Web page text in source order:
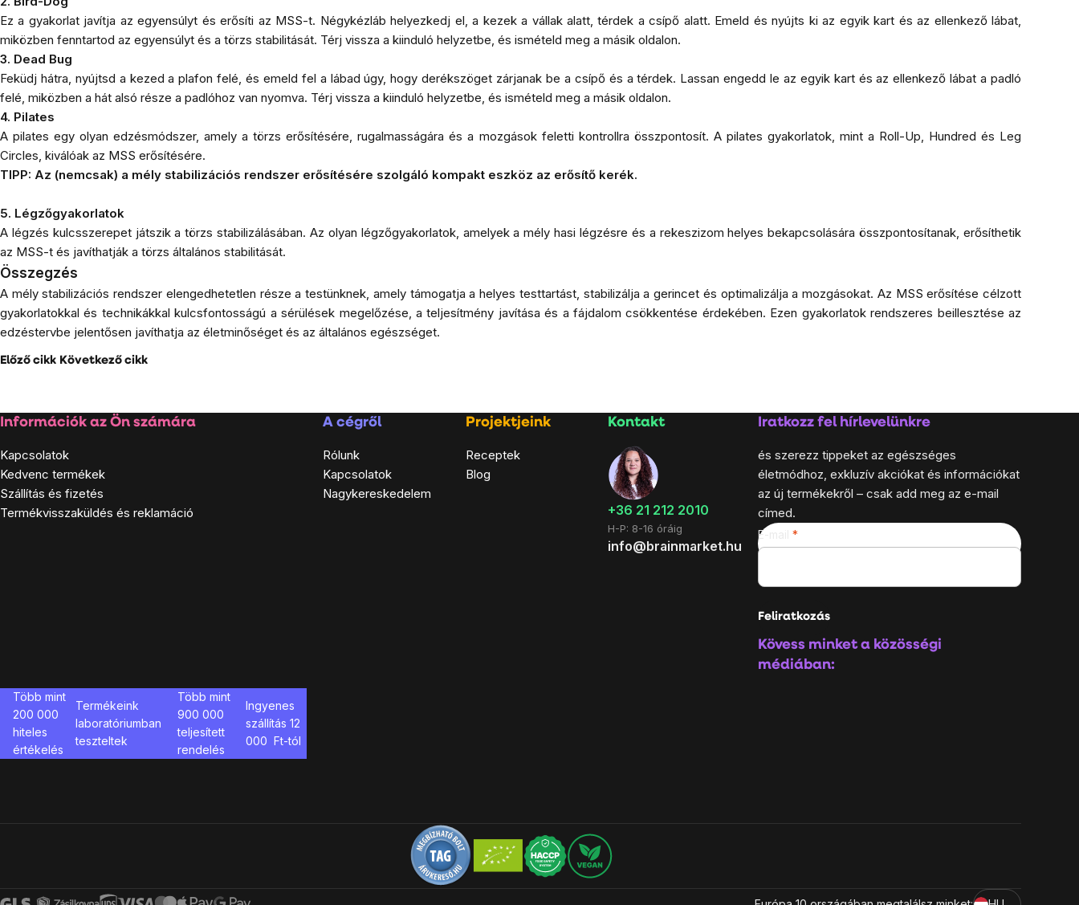
Ez a gyakorlat javítja az egyensúlyt és erősíti az MSS-t. Négykézláb helyezkedj el, a kezek a vállak alatt, térdek a csípő alatt. Emeld és nyújts ki az egyik kart és az ellenkező lábat,
miközben fenntartod az egyensúlyt és a törzs stabilitását. Térj vissza a kiinduló helyzetbe, és ismételd meg a másik oldalon.
3. Dead Bug
Feküdj hátra, nyújtsd a kezed a plafon felé, és emeld fel a lábad úgy, hogy derékszöget zárjanak be a csípő és a térdek. Lassan engedd le az egyik kart és az ellenkező lábat a padló
felé, miközben a hát alsó része a padlóhoz van nyomva. Térj vissza a kiinduló helyzetbe, és ismételd meg a másik oldalon.
4. Pilates
A pilates egy olyan edzésmódszer, amely a törzs erősítésére, rugalmasságára és a mozgások feletti kontrollra összpontosít. A pilates gyakorlatok, mint a Roll-Up, Hundred és Leg
Circles, kiválóak az MSS erősítésére.
TIPP: Az (nemcsak) a mély stabilizációs rendszer erősítésére szolgáló kompakt eszköz az erősítő kerék.
5. Légzőgyakorlatok
A légzés kulcsszerepet játszik a törzs stabilizálásában. Az olyan légzőgyakorlatok, amelyek a mély hasi légzésre és a rekeszizom helyes bekapcsolására összpontosítanak, erősíthetik
az MSS-t és javíthatják a törzs általános stabilitását.
Összegzés
A mély stabilizációs rendszer elengedhetetlen része a testünknek, amely támogatja a helyes testtartást, stabilizálja a gerincet és optimalizálja a mozgásokat. Az MSS erősítése célzott
gyakorlatokkal és technikákkal kulcsfontosságú a sérülések megelőzése, a teljesítmény javítása és a fájdalom csökkentése érdekében. Ezen gyakorlatok rendszeres beillesztése az
edzéstervbe jelentősen javíthatja az életminőséget és az általános egészséget.
Előző cikk Következő cikk
Lábléc
Információk az Ön számára
Kapcsolatok
Kedvenc termékek
Szállítás és fizetés
Termékvisszaküldés és reklamáció
A cégről
Rólunk
Kapcsolatok
Nagykereskedelem
Projektjeink
Receptek
Blog
Kontakt
+36 21 212 2010
H-P: 8-16 óráig
info@brainmarket.hu
Iratkozz fel hírlevelünkre
és szerezz tippeket az egészséges
életmódhoz, exkluzív akciókat és információkat
az új termékekről – csak add meg az e-mail
címed.
E-mail
Feliratkozás
Kövess minket a közösségi
médiában:
Több mint
200 000
hiteles
értékelés
Termékeink
laboratóriumban
teszteltek
Több mint
900 000
teljesített
rendelés
Ingyenes
szállítás 12
000 Ft-tól